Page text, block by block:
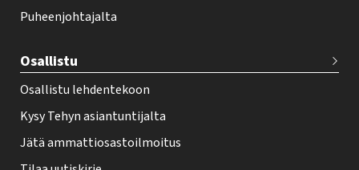
t
r
Puheenjohtajalta
Osallistu
Osallistu lehdentekoon
Kysy Tehyn asiantuntijalta
Jätä ammattiosastoilmoitus